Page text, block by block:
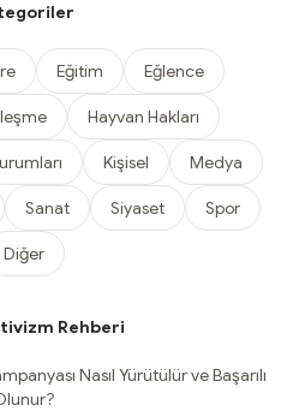
Eğitim Eğlence
Hayvan Hakları
Kişisel Medya
Sanat Siyaset Spor
Diğer
Rehberi
Nasıl Yürütülür ve Başarılı